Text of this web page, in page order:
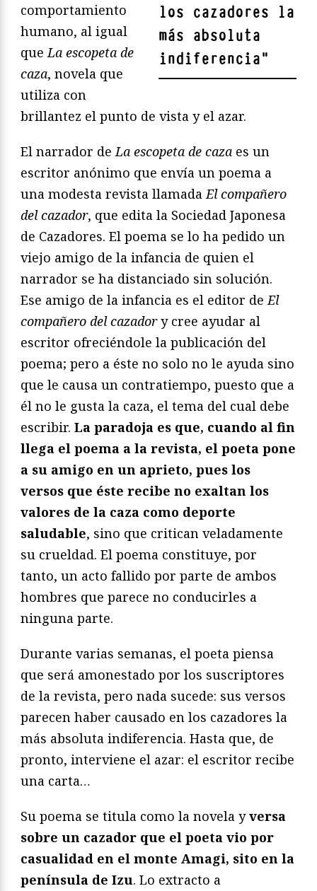
los cazadores la
más absoluta
indiferencia"
comportamiento
humano, al igual
que La escopeta de
caza, novela que
utiliza con
brillantez el punto de vista y el azar.
El narrador de La escopeta de caza es un
escritor anónimo que envía un poema a
una modesta revista llamada El compañero
del cazador, que edita la Sociedad Japonesa
de Cazadores. El poema se lo ha pedido un
viejo amigo de la infancia de quien el
narrador se ha distanciado sin solución.
Ese amigo de la infancia es el editor de El
compañero del cazadory cree ayudar al
escritor ofreciéndole la publicación del
poema; pero a éste no solo no le ayuda sino
que le causa un contratiempo, puesto que a
él no le gusta la caza, el tema del cual debe
escribir. La paradoja es que, cuando al fin
llega el poema a la revista, el poeta pone
a su amigo en un aprieto, pues los
versos que éste recibe no exaltan los
valores de la caza como deporte
saludable, sino que critican veladamente
su crueldad. El poema constituye, por
tanto, un acto fallido por parte de ambos
hombres que parece no conducirles a
ninguna parte.
Durante varias semanas, el poeta piensa
que será amonestado por los suscriptores
de la revista, pero nada sucede: sus versos
parecen haber causado en los cazadores la
más absoluta indiferencia. Hasta que, de
pronto, interviene el azar: el escritor recibe
una carta…
Su poema se titula como la novela yversa
sobre un cazador que el poeta vio por
casualidad en el monte Amagi, sito en la
península de Izu. Lo extracto a